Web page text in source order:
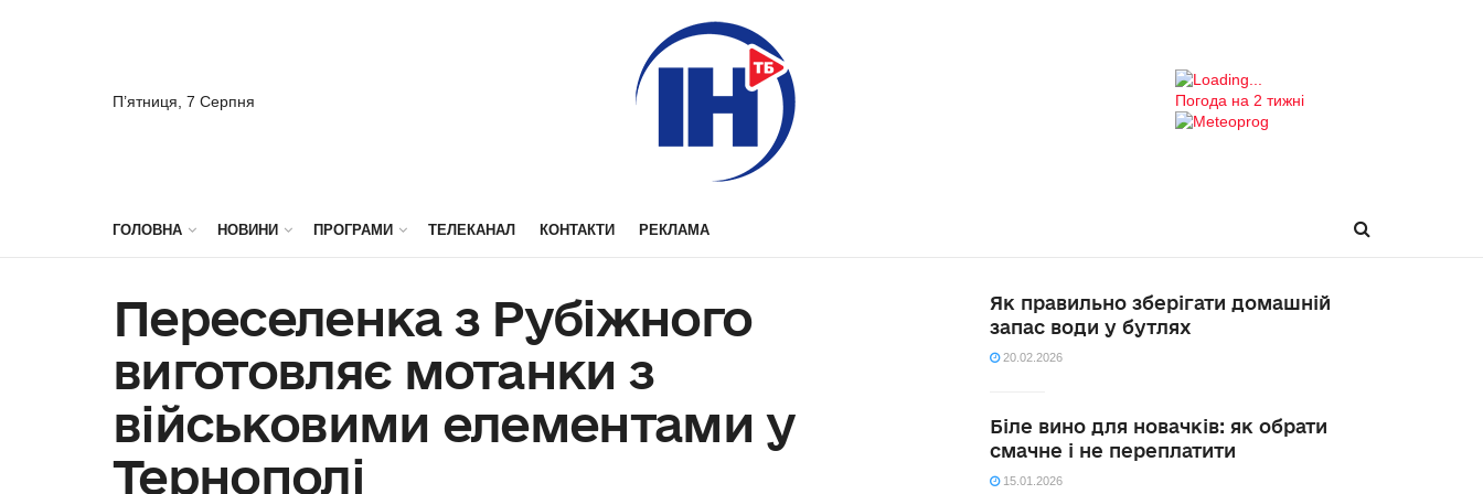
П’ятниця, 7 Серпня Погода на 2 тижні
ГОЛОВНА НОВИНИ ПРОГРАМИ ТЕЛЕКАНАЛ КОНТАКТИ РЕКЛАМА
Переселенка з Рубіжного
виготовляє мотанки з
військовими елементами у
Тернополі
Як правильно зберігати домашній
запас води у бутлях
20.02.2026
Біле вино для новачків: як обрати
смачне і не переплатити
15.01.2026